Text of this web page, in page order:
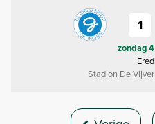
1
zondag
Stadion De